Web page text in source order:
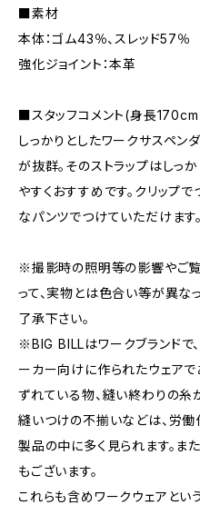
■素材
本体：ゴム43％、スレッド57％
強化ジョイント：本革
■スタッフコメント(身長
しっかりとしたワークサスペン
が抜群。そのストラップはしっ
やすくおすすめです。クリップ
なパンツでつけていただけます。
※撮影時の照明等の影響やご
って、実物とは色合い等が異な
了承下さい。
※BIG BILLはワークブランドで
ーカー向けに作られたウェアで
ずれている物、縫い終わりの糸
縫いつけの不揃いなどは、労
製品の中に多く見られます。ま
もございます。
これらも含めワークウェアと